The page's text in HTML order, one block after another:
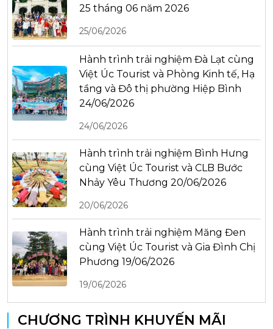
25 tháng 06 năm 2026
25/06/2026
Hành trình trải nghiệm Đà Lạt cùng
Việt Úc Tourist và Phòng Kinh tế, Hạ
tầng và Đô thị phường Hiệp Bình
24/06/2026
24/06/2026
Hành trình trải nghiệm Bình Hưng
cùng Việt Úc Tourist và CLB Bước
Nhảy Yêu Thương 20/06/2026
20/06/2026
Hành trình trải nghiệm Măng Đen
cùng Việt Úc Tourist và Gia Đình Chị
Phương 19/06/2026
19/06/2026
CHƯƠNG TRÌNH KHUYẾN MÃI